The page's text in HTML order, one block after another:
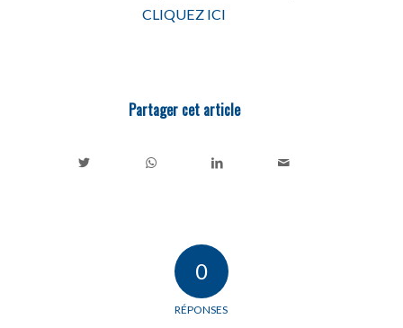
CLIQUEZ ICI
Partager cet article
0
RÉPONSES